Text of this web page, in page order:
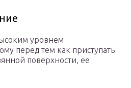
уровнем
перед тем как приступать
поверхности, ее